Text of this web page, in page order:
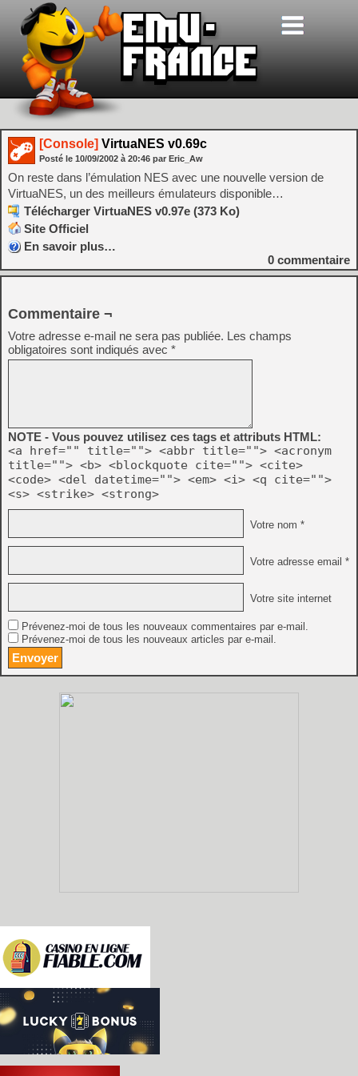
[Console] VirtuaNES v0.69c
Posté le 10/09/2002 à 20:46 par Eric_Aw
On reste dans l’émulation NES avec une nouvelle version de
VirtuaNES, un des meilleurs émulateurs disponible…
Télécharger VirtuaNES v0.97e (373 Ko)
Site Officiel
En savoir plus…
0 commentaire
Commentaire ¬
Votre adresse e-mail ne sera pas publiée. Les champs
obligatoires sont indiqués avec *
NOTE - Vous pouvez utilisez ces tags et attributs HTML:
<a href="" title=""> <abbr title=""> <acronym
title=""> <b> <blockquote cite=""> <cite>
<code> <del datetime=""> <em> <i> <q cite="">
<s> <strike> <strong>
Votre nom *
Votre adresse email *
Votre site internet
Prévenez-moi de tous les nouveaux commentaires par e-mail.
Prévenez-moi de tous les nouveaux articles par e-mail.